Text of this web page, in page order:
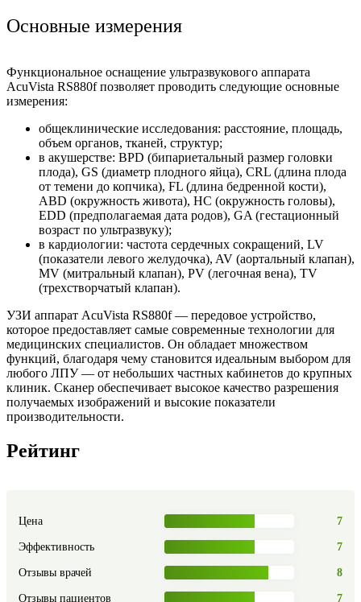
Основные измерения
Функциональное оснащение ультразвукового аппарата
AcuVista RS880f позволяет проводить следующие основные
измерения:
общеклинические исследования: расстояние, площадь,
объем органов, тканей, структур;
в акушерстве: BPD (бипариетальный размер головки
плода), GS (диаметр плодного яйца), CRL (длина плода
от темени до копчика), FL (длина бедренной кости),
ABD (окружность живота), HC (окружность головы),
EDD (предполагаемая дата родов), GA (гестационный
возраст по ультразвуку);
в кардиологии: частота сердечных сокращений, LV
(показатели левого желудочка), AV (аортальный клапан),
MV (митральный клапан), PV (легочная вена), TV
(трехстворчатый клапан).
УЗИ аппарат AcuVista RS880f— передовое устройство,
которое предоставляет самые современные технологии для
медицинских специалистов. Он обладает множеством
функций, благодаря чему становится идеальным выбором для
любого ЛПУ — от небольших частных кабинетов до крупных
клиник. Сканер обеспечивает высокое качество разрешения
получаемых изображений и высокие показатели
производительности.
Рейтинг
Цена 7
Эффективность 7
Отзывы врачей 8
Отзывы пациентов 7